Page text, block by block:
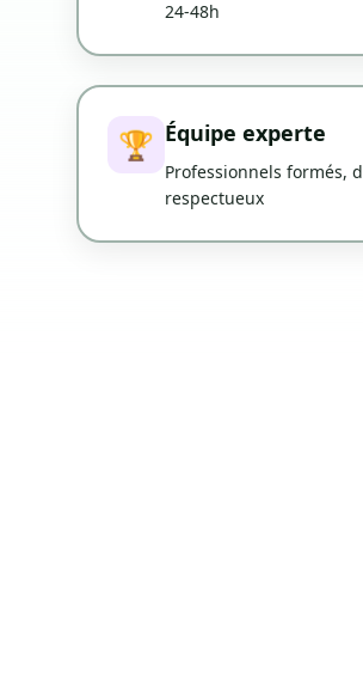
24-48h
🏆 Équipe experte
Professionnels formés,
respectueux